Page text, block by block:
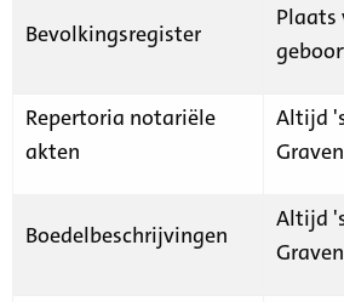
Bevolkingsregister
Plaats
Repertoria notariële
akten
Altijd
Boedelbeschrijvingen
Altijd